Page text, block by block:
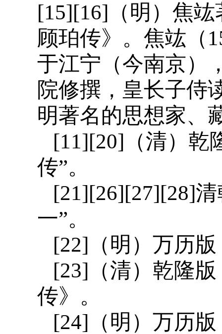
[15][16]（明）焦
顾珀传》。焦竑（
于江宁（今南京）
院修撰，皇长子侍
明著名的思想家、
[11][20]（清）乾
传”。
[21][26][27][28]
一”。
[22]（明）万历
[23]（清）乾隆
传》。
[24]（明）万历